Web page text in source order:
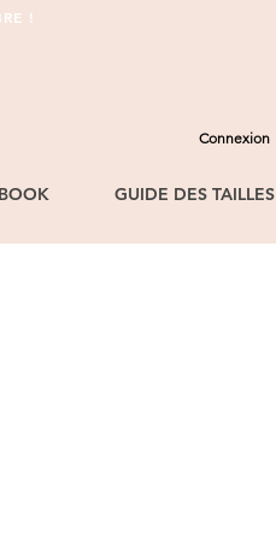
!
Connexion
GUIDE DES TAILLES